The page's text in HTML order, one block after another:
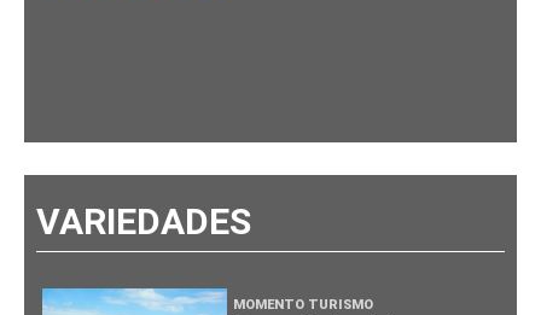
VARIEDADES
MOMENTO TURISMO